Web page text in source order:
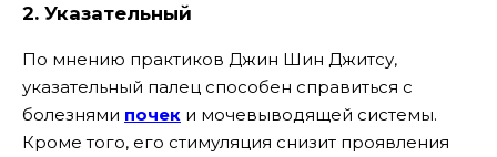
2. Указательный
По мнению практиков Джин Шин Джитсу,
указательный палец способен справиться с
болезнями почек и мочевыводящей системы.
Кроме того, его стимуляция снизит проявления